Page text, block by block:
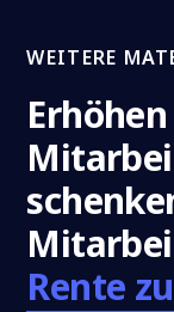
WEITERE
Rente